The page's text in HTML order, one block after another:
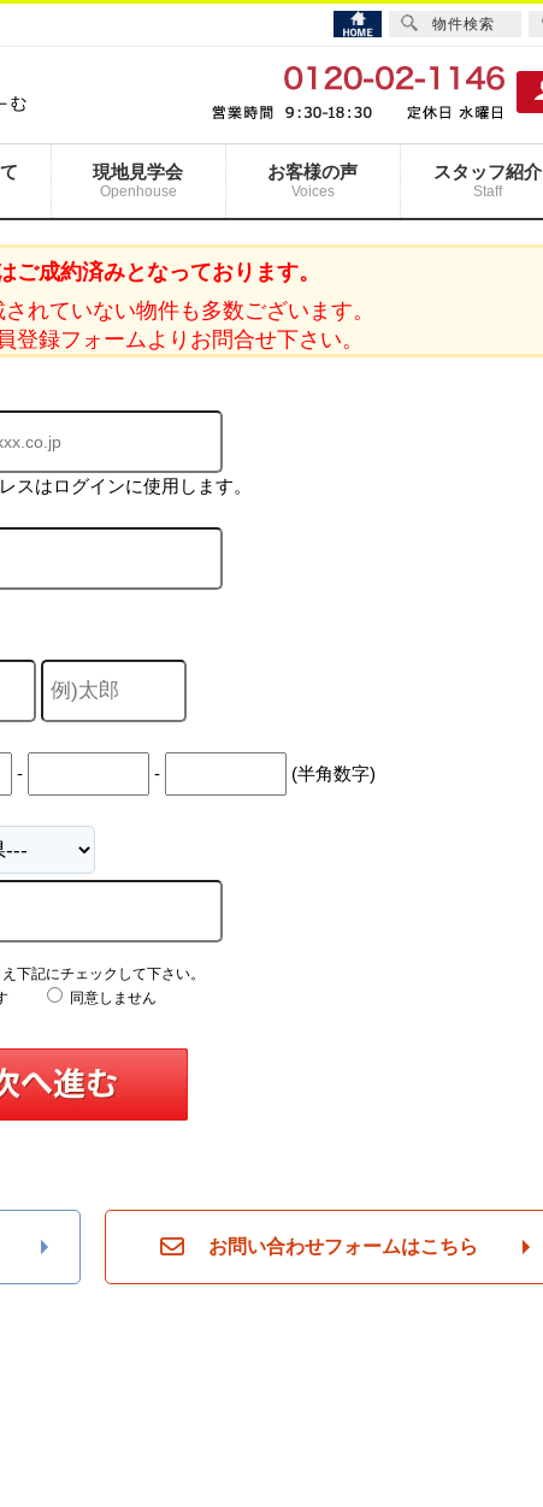
現地見学会
Openhouse
お客様の声
Voices
スタッフ紹介
Staff
ご成約済みとなっております。
れていない物件も多数ございます。
登録フォームよりお問合せ下さい。
スはログインに使用します。
- - (半角数字)
下記にチェックして下さい。
同意しません
お問い合わせフォームはこちら
物件検索